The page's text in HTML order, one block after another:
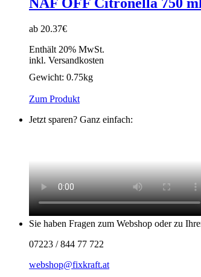
ab 20.37€
Enthält 20% MwSt.
inkl. Versandkosten
Gewicht: 0.75kg
Zum Produkt
Jetzt sparen? Ganz einfach:
Sie haben Fragen zum Webshop oder zu
07223 / 844 77 722
webshop@fixkraft.at